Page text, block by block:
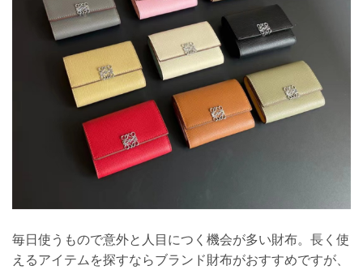
毎日使うもので意外と人目につく機会が多い財布。長く使
えるアイテムを探すならブランド財布がおすすめですが、